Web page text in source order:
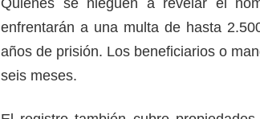
enfrentarán a una multa de hasta
años de prisión. Los beneficiarios o
seis meses.